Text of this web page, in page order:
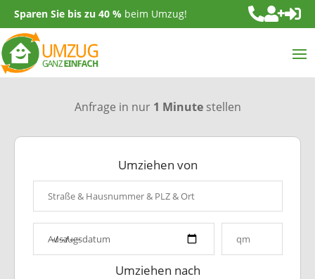
Sparen Sie bis zu 40 % beim Umzug! 
Anfrage in nur 1 Minutestellen
Umziehen von
Umziehen nach